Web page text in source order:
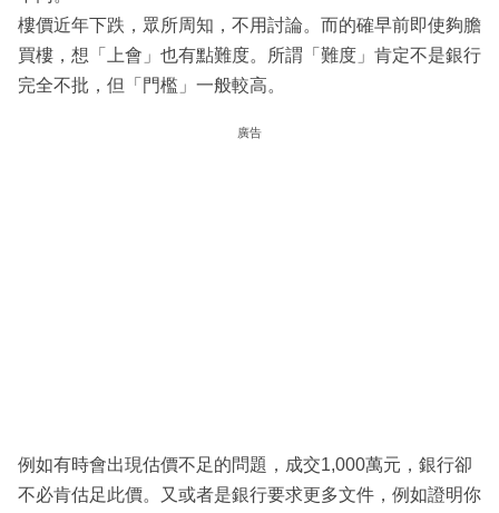
樓價近年下跌，眾所周知，不用討論。而的確早前即使夠膽
買樓，想「上會」也有點難度。所謂「難度」肯定不是銀行
完全不批，但「門檻」一般較高。
廣告
例如有時會出現估價不足的問題，成交1,000萬元，銀行卻
不必肯估足此價。又或者是銀行要求更多文件，例如證明你